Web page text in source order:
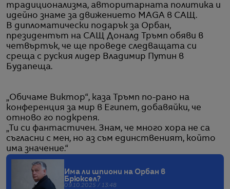
традиционализма, авторитарната политика и
идейно знаме за движението MAGA в САЩ.
В дипломатически подарък за Орбан,
президентът на САЩ Доналд Тръмп обяви в
четвъртък, че ще проведе следващата си
среща с руския лидер Владимир Путин в
Будапеща.
„Обичаме Виктор“, каза Тръмп по-рано на
конференция за мир в Египет, добавяйки, че
отново го подкрепя.
„Ти си фантастичен. Знам, че много хора не са
съгласни с мен, но аз съм единственият, който
има значение.“
Има ли шпиони на Орбан в
Брюксел?
09.10.2025 / 13:48